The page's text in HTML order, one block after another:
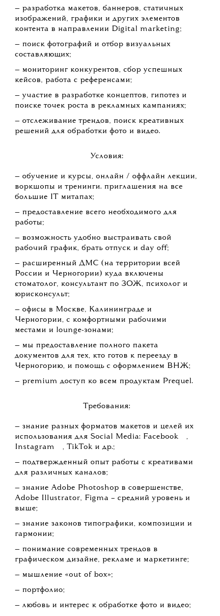
— разработка макетов, баннеров, статичных
изображений, графики и других элементов
контента в направлении Digital marketing;
— поиск фотографий и отбор визуальных
составляющих;
— мониторинг конкурентов, сбор успешных
кейсов, работа с референсами;
— участие в разработке концептов, гипотез и
поиске точек роста в рекламных кампаниях;
— отслеживание трендов, поиск креативных
решений для обработки фото и видео.
Условия:
— обучение и курсы, онлайн / оффлайн лекции,
воркшопы и тренинги. приглашения на все
большие IT митапах;
— предоставление всего необходимого для
работы;
— возможность удобно выстраивать свой
рабочий график, брать отпуск и day off;
— расширенный ДМС (на территории всей
России и Черногории) куда включены
стоматолог, консультант по ЗОЖ, психолог и
юрисконсульт;
— офисы в Москве, Калининграде и
Черногории, с комфортными рабочими
местами и lounge-зонами;
— мы предоставление полного пакета
документов для тех, кто готов к переезду в
Черногорию, и помощь с оформлением ВНЖ;
— premium доступ ко всем продуктам Prequel.
Требования:
— знание разных форматов макетов и целей их
использования для Social Media: Facebook
,
Instagram
, TikTok и др.;
— подтвержденный опыт работы с креативами
для различных каналов;
— знание Adobe Photoshop в совершенстве,
Adobe Illustrator, Figma – средний уровень и
выше;
— знание законов типографики, композиции и
гармонии;
— понимание современных трендов в
графическом дизайне, рекламе и маркетинге;
— мышление «out of box»;
— портфолио;
— любовь и интерес к обработке фото и видео;